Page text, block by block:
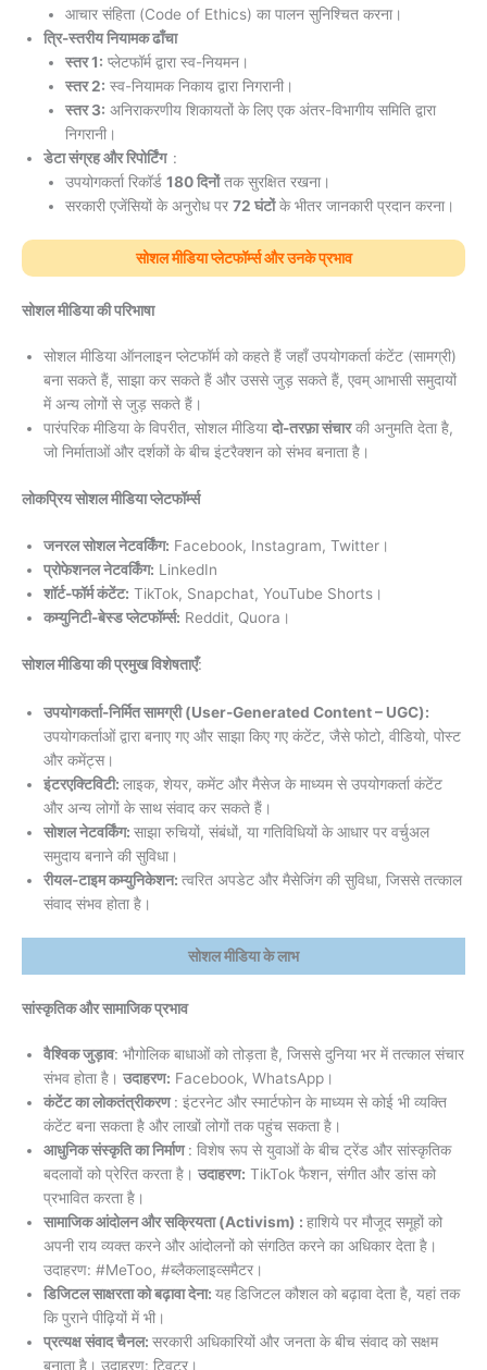
आचार संहिता (Code of Ethics) का पालन सुनिश्चित करना।
त्रि-स्तरीय नियामक ढाँचा
स्तर 1: प्लेटफॉर्म द्वारा स्व-नियमन।
स्तर 2: स्व-नियामक निकाय द्वारा निगरानी।
स्तर 3: अनिराकरणीय शिकायतों के लिए एक अंतर-विभागीय समिति द्वारा
निगरानी।
डेटा संग्रह और रिपोर्टिंग :
उपयोगकर्ता रिकॉर्ड 180 दिनोंतक सुरक्षित रखना।
सरकारी एजेंसियों के अनुरोध पर 72 घंटोंके भीतर जानकारी प्रदान करना।
सोशल मीडिया प्लेटफॉर्म्स और उनके प्रभाव
सोशल मीडिया की परिभाषा
सोशल मीडिया ऑनलाइन प्लेटफॉर्म को कहते हैं जहाँ उपयोगकर्ता कंटेंट (सामग्री)
बना सकते हैं, साझा कर सकते हैं और उससे जुड़ सकते हैं, एवम् आभासी समुदायों
में अन्य लोगों से जुड़ सकते हैं।
पारंपरिक मीडिया के विपरीत, सोशल मीडिया दो-तरफ़ा संचारकी अनुमति देता है,
जो निर्माताओं और दर्शकों के बीच इंटरैक्शन को संभव बनाता है।
लोकप्रिय सोशल मीडिया प्लेटफॉर्म्स
जनरल सोशल नेटवर्किंग: Facebook, Instagram, Twitter।
प्रोफेशनल नेटवर्किंग: LinkedIn
शॉर्ट-फॉर्म कंटेंट: TikTok, Snapchat, YouTube Shorts।
कम्युनिटी-बेस्ड प्लेटफॉर्म्स: Reddit, Quora।
सोशल मीडिया की प्रमुख विशेषताएँ:
उपयोगकर्ता-निर्मित सामग्री (User-Generated Content – UGC):
उपयोगकर्ताओं द्वारा बनाए गए और साझा किए गए कंटेंट, जैसे फोटो, वीडियो, पोस्ट
और कमेंट्स।
इंटरएक्टिविटी: लाइक, शेयर, कमेंट और मैसेज के माध्यम से उपयोगकर्ता कंटेंट
और अन्य लोगों के साथ संवाद कर सकते हैं।
सोशल नेटवर्किंग: साझा रुचियों, संबंधों, या गतिविधियों के आधार पर वर्चुअल
समुदाय बनाने की सुविधा।
रीयल-टाइम कम्युनिकेशन: त्वरित अपडेट और मैसेजिंग की सुविधा, जिससे तत्काल
संवाद संभव होता है।
सोशल मीडिया के लाभ
सांस्कृतिक और सामाजिक प्रभाव
वैश्विक जुड़ाव: भौगोलिक बाधाओं को तोड़ता है, जिससे दुनिया भर में तत्काल संचार
संभव होता है। उदाहरण: Facebook, WhatsApp।
कंटेंट का लोकतंत्रीकरण: इंटरनेट और स्मार्टफोन के माध्यम से कोई भी व्यक्ति
कंटेंट बना सकता है और लाखों लोगों तक पहुंच सकता है।
आधुनिक संस्कृति का निर्माण: विशेष रूप से युवाओं के बीच ट्रेंड और सांस्कृतिक
बदलावों को प्रेरित करता है। उदाहरण: TikTok फैशन, संगीत और डांस को
प्रभावित करता है।
सामाजिक आंदोलन और सक्रियता (Activism) : हाशिये पर मौजूद समूहों को
अपनी राय व्यक्त करने और आंदोलनों को संगठित करने का अधिकार देता है।
उदाहरण: #MeToo, #ब्लैकलाइव्समैटर।
डिजिटल साक्षरता को बढ़ावा देना: यहडिजिटल कौशल को बढ़ावा देता है, यहां तक
कि पुराने पीढ़ियों में भी।
प्रत्यक्ष संवाद चैनल: सरकारी अधिकारियों और जनता के बीच संवाद को सक्षम
बनाता है। उदाहरण: ट्विटर।